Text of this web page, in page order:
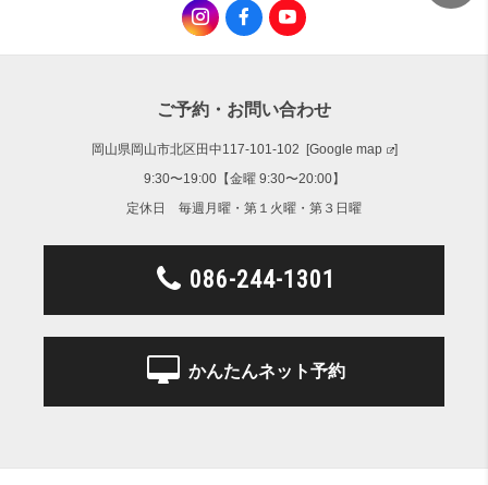
ご予約・お問い合わせ
岡山県岡山市北区田中117-101-102 [Google map
]
9:30〜19:00【金曜 9:30〜20:00】
定休日 毎週月曜・第１火曜・第３日曜
086-244-1301
かんたんネット予約